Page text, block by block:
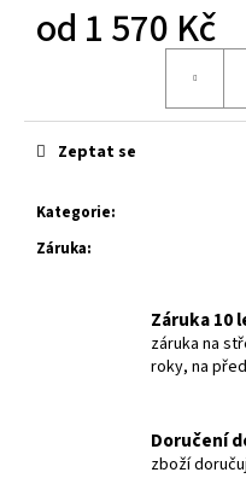
od 1 570 Kč
Kategorie:
Záruka:
Zeptat se
Záruka 10
záruka na
roky, na
Doručení
zboží